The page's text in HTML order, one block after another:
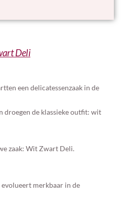
Deli
een delicatessenzaak in de
droegen de klassieke outfit: wit
zaak: Wit Zwart Deli.
merkbaar in de